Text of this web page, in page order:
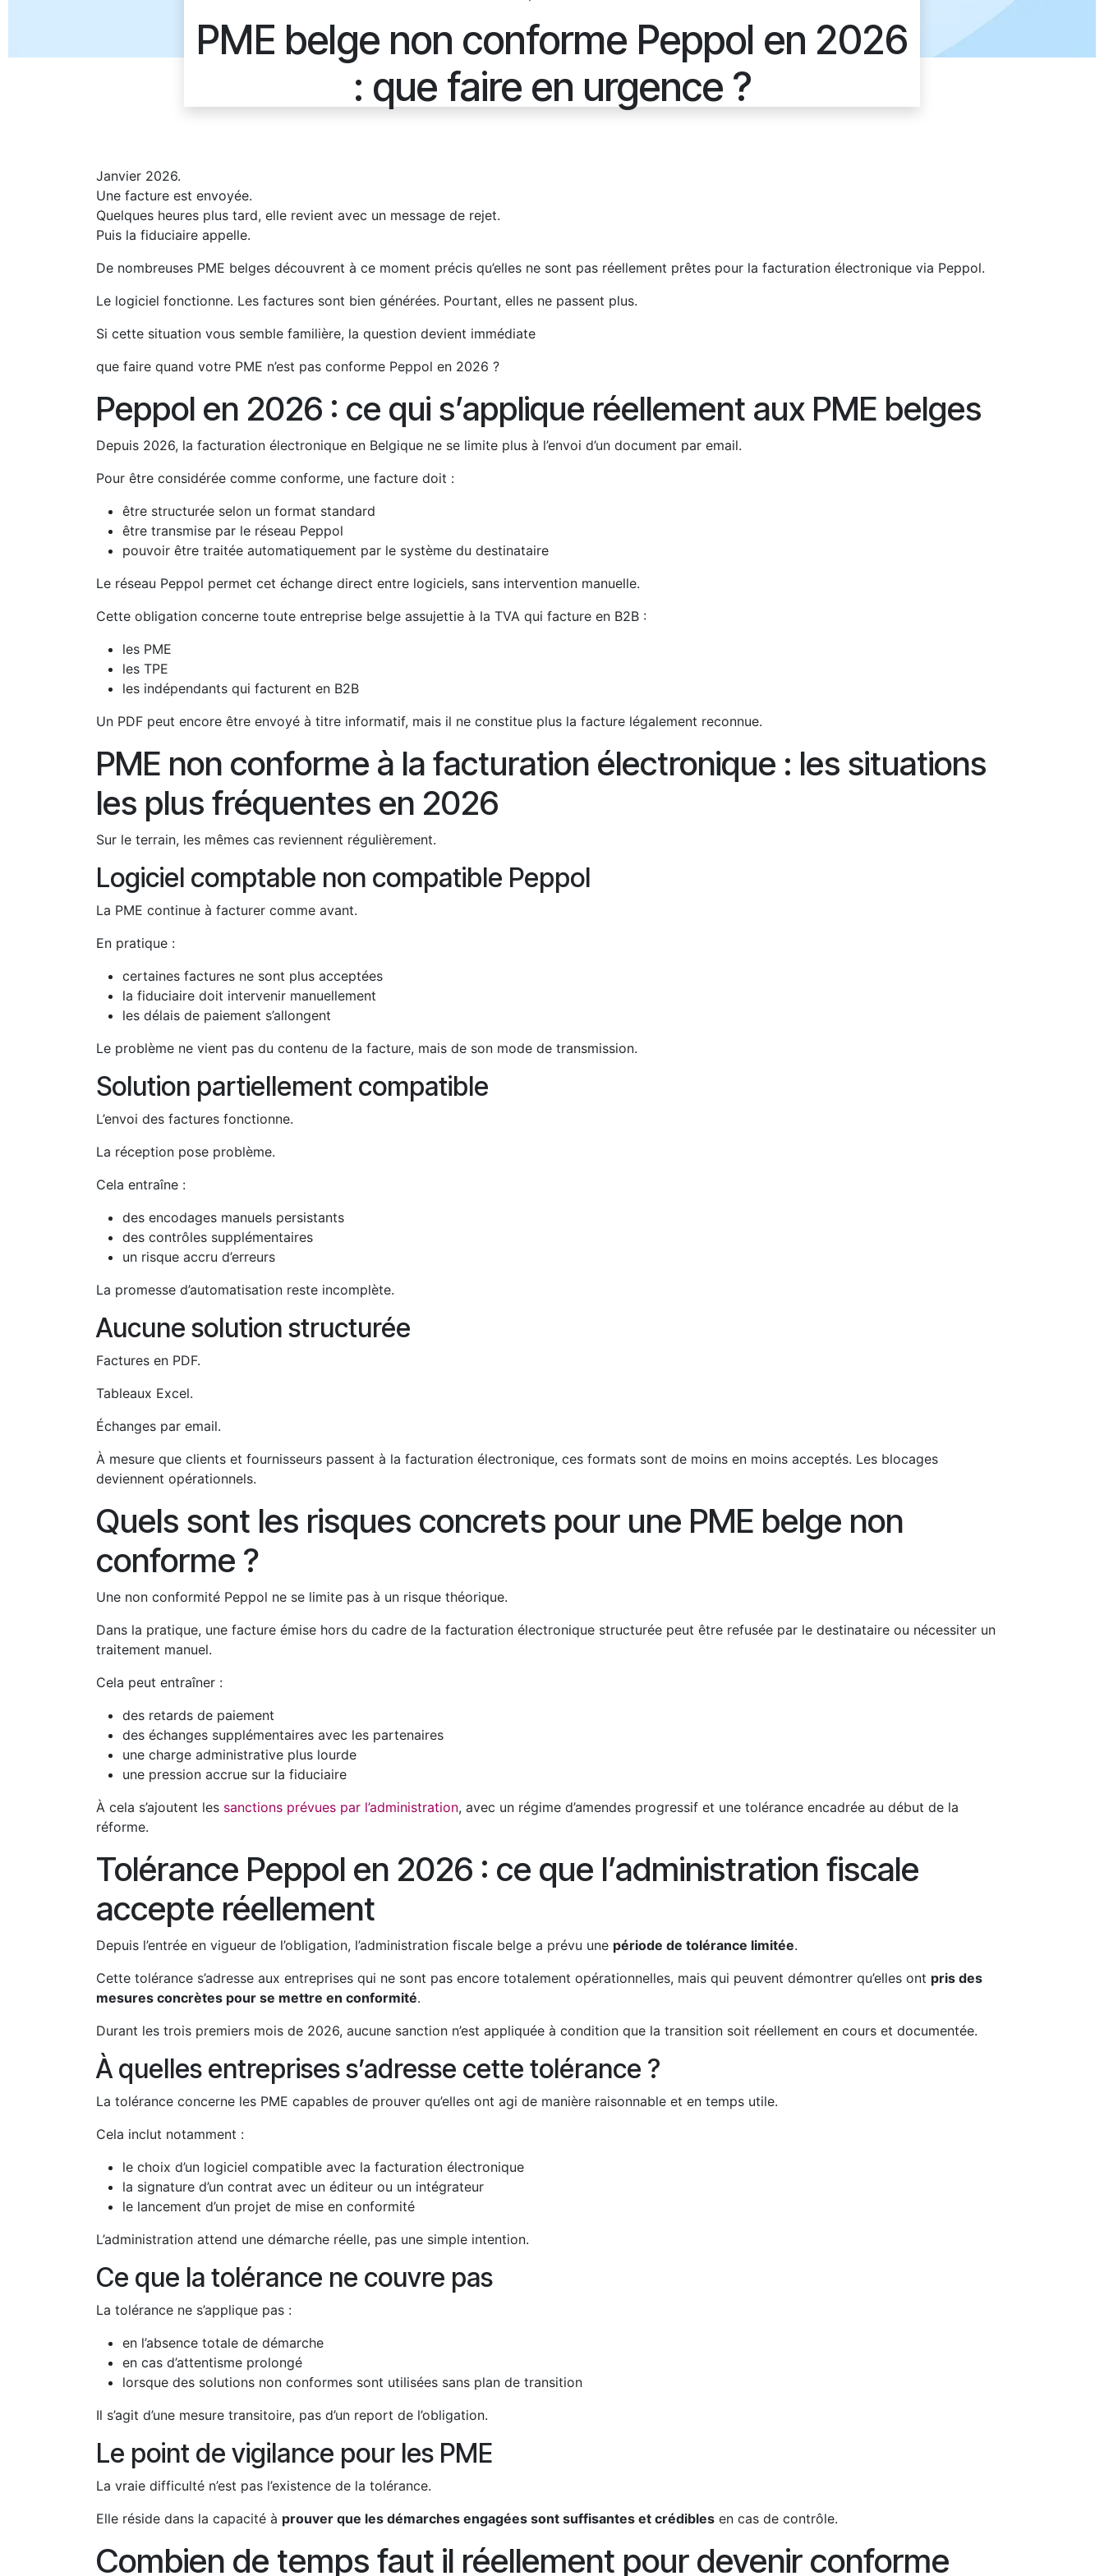
PME belge non conforme Peppol en 2026
: que faire en urgence ?
Janvier 2026.
Une facture est envoyée.
Quelques heures plus tard, elle revient avec un message de rejet.
Puis la fiduciaire appelle.
De nombreuses PME belges découvrent à ce moment précis qu’elles ne sont pas réellement prêtes pour la facturation électronique via Peppol.
Le logiciel fonctionne. Les factures sont bien générées. Pourtant, elles ne passent plus.
Si cette situation vous semble familière, la question devient immédiate
que faire quand votre PME n’est pas conforme Peppol en 2026 ?
Peppol en 2026 : ce qui s’applique réellement aux PME belges
Depuis 2026, la facturation électronique en Belgique ne se limite plus à l’envoi d’un document par email.
Pour être considérée comme conforme, une facture doit :
être structurée selon un format standard
être transmise par le réseau Peppol
pouvoir être traitée automatiquement par le système du destinataire
Le réseau Peppol permet cet échange direct entre logiciels, sans intervention manuelle.
Cette obligation concerne toute entreprise belge assujettie à la TVA qui facture en B2B :
les PME
les TPE
les indépendants qui facturent en B2B
Un PDF peut encore être envoyé à titre informatif, mais il ne constitue plus la facture légalement reconnue.
PME non conforme à la facturation électronique : les situations
les plus fréquentes en 2026
Sur le terrain, les mêmes cas reviennent régulièrement.
Logiciel comptable non compatible Peppol
La PME continue à facturer comme avant.
En pratique :
certaines factures ne sont plus acceptées
la fiduciaire doit intervenir manuellement
les délais de paiement s’allongent
Le problème ne vient pas du contenu de la facture, mais de son mode de transmission.
Solution partiellement compatible
L’envoi des factures fonctionne.
La réception pose problème.
Cela entraîne :
des encodages manuels persistants
des contrôles supplémentaires
un risque accru d’erreurs
La promesse d’automatisation reste incomplète.
Aucune solution structurée
Factures en PDF.
Tableaux Excel.
Échanges par email.
À mesure que clients et fournisseurs passent à la facturation électronique, ces formats sont de moins en moins acceptés. Les blocages
deviennent opérationnels.
Quels sont les risques concrets pour une PME belge non
conforme ?
Une non conformité Peppol ne se limite pas à un risque théorique.
Dans la pratique, une facture émise hors du cadre de la facturation électronique structurée peut être refusée par le destinataire ou nécessiter un
traitement manuel.
Cela peut entraîner :
des retards de paiement
des échanges supplémentaires avec les partenaires
une charge administrative plus lourde
une pression accrue sur la fiduciaire
À cela s’ajoutent les sanctions prévues par l’administration, avec un régime d’amendes progressif et une tolérance encadrée au début de la
réforme.
Tolérance Peppol en 2026 : ce que l’administration fiscale
accepte réellement
Depuis l’entrée en vigueur de l’obligation, l’administration fiscale belge a prévu une période de tolérance limitée.
Cette tolérance s’adresse aux entreprises qui ne sont pas encore totalement opérationnelles, mais qui peuvent démontrer qu’elles ont pris des
mesures concrètes pour se mettre en conformité.
Durant les trois premiers mois de 2026, aucune sanction n’est appliquée à condition que la transition soit réellement en cours et documentée.
À quelles entreprises s’adresse cette tolérance ?
La tolérance concerne les PME capables de prouver qu’elles ont agi de manière raisonnable et en temps utile.
Cela inclut notamment :
le choix d’un logiciel compatible avec la facturation électronique
la signature d’un contrat avec un éditeur ou un intégrateur
le lancement d’un projet de mise en conformité
L’administration attend une démarche réelle, pas une simple intention.
Ce que la tolérance ne couvre pas
La tolérance ne s’applique pas :
en l’absence totale de démarche
en cas d’attentisme prolongé
lorsque des solutions non conformes sont utilisées sans plan de transition
Il s’agit d’une mesure transitoire, pas d’un report de l’obligation.
Le point de vigilance pour les PME
La vraie difficulté n’est pas l’existence de la tolérance.
Elle réside dans la capacité à prouver que les démarches engagées sont suffisantes et crédibles en cas de contrôle.
Combien de temps faut il réellement pour devenir conforme